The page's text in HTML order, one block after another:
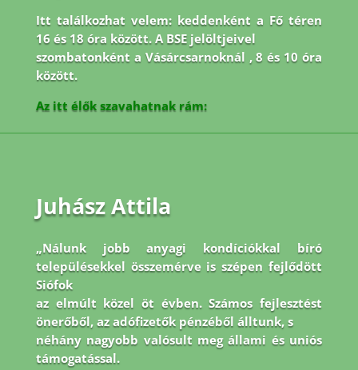
Itt találkozhat velem: keddenként a Fő téren
16 és 18 óra között. A BSE jelöltjeivel
szombatonként a Vásárcsarnoknál , 8 és 10 óra
között.
Az itt élők szavahatnak rám:
Juhász Attila
„Nálunk jobb anyagi kondíciókkal bíró
településekkel összemérve is szépen fejlődött
Siófok
az elmúlt közel öt évben. Számos fejlesztést
önerőből, az adófizetők pénzéből álltunk, s
néhány nagyobb valósult meg állami és uniós
támogatással.